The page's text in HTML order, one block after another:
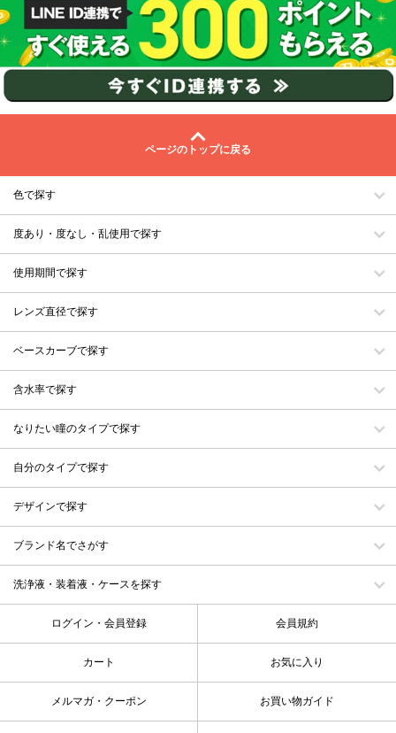
ページのトップに戻る
色で探す
度あり・度なし・乱使用で探す
使用期間で探す
レンズ直径で探す
ベースカーブで探す
含水率で探す
なりたい瞳のタイプで探す
自分のタイプで探す
デザインで探す
ブランド名でさがす
洗浄液・装着液・ケースを探す
ログイン・会員登録 会員規約
カート お気に入り
メルマガ・クーポン お買い物ガイド